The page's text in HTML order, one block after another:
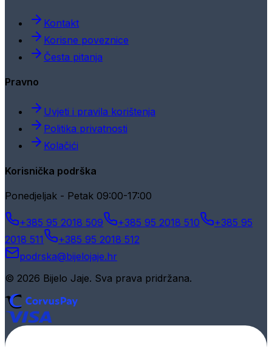
Kontakt
Korisne poveznice
Česta pitanja
Pravno
Uvjeti i pravila korištenja
Politika privatnosti
Kolačići
Korisnička podrška
Ponedjeljak - Petak 09:00-17:00
+385 95 2018 509 +385 95 2018 510
+385 95
2018 511
+385 95 2018 512
podrska@bijelojaje.hr
© 2026 Bijelo Jaje. Sva prava pridržana.